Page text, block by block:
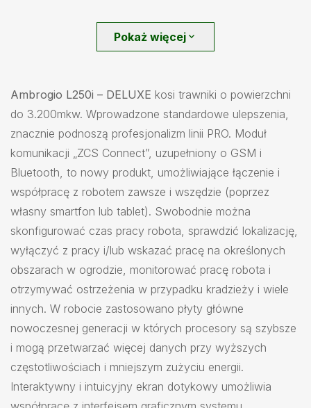
Pokaż więcej expand_more
Ambrogio L250i – DELUXE kosi trawniki o powierzchni
do 3.200mkw. Wprowadzone standardowe ulepszenia,
znacznie podnoszą profesjonalizm linii PRO. Moduł
komunikacji „ZCS Connect”, uzupełniony o GSM i
Bluetooth, to nowy produkt, umożliwiające łączenie i
współpracę z robotem zawsze i wszędzie (poprzez
własny smartfon lub tablet). Swobodnie można
skonfigurować czas pracy robota, sprawdzić lokalizację,
wyłączyć z pracy i/lub wskazać pracę na określonych
obszarach w ogrodzie, monitorować pracę robota i
otrzymywać ostrzeżenia w przypadku kradzieży i wiele
innych. W robocie zastosowano płyty główne
nowoczesnej generacji w których procesory są szybsze
i mogą przetwarzać więcej danych przy wyższych
częstotliwościach i mniejszym zużyciu energii.
Interaktywny i intuicyjny ekran dotykowy umożliwia